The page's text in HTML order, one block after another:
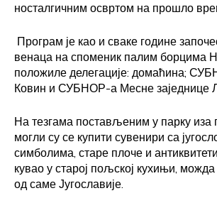
носталгичним освртом на прошло
Програм је као и сваке године
венаца на споменик палим борцима
положиле делегације: домаћина;
Ковин и СУБНОР-а Месне заједнице
На тезгама постављеним у парку иза
могли су се купити сувенири са
симболима, старе плоче и
кувао у старој пољској кухињи, можда
од саме Југославије.